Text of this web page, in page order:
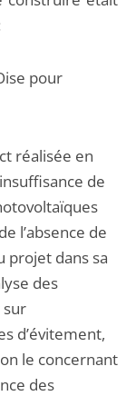
pour
réalisée en
de
l’absence de
projet dans sa
des
sur
d’évitement,
le concernant
des